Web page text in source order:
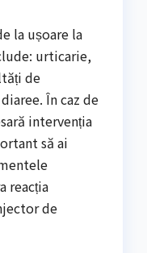
la ușoare la
urticarie,
de
În caz de
intervenția
să ai
reacția
de